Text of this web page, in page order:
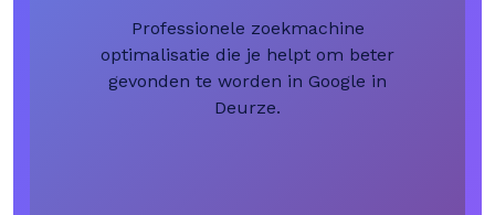
Professionele zoekmachine
optimalisatie die je helpt om beter
gevonden te worden in Google in
Deurze.